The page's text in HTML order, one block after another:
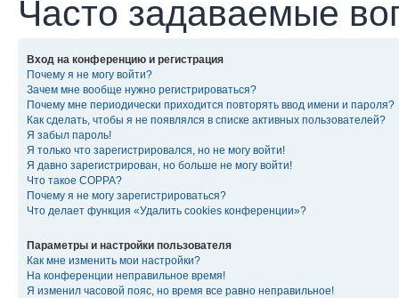
Часто задаваемые
Вход на конференцию и регистрация
Почему я не могу войти?
Зачем мне вообще нужно регистрироваться?
Почему мне периодически приходится повторять ввод имени и пароля?
Как сделать, чтобы я не появлялся в списке активных пользователей?
Я забыл пароль!
Я только что зарегистрировался, но не могу войти!
Я давно зарегистрирован, но больше не могу войти!
Что такое COPPA?
Почему я не могу зарегистрироваться?
Что делает функция «Удалить cookies конференции»?
Параметры и настройки пользователя
Как мне изменить мои настройки?
На конференции неправильное время!
Я изменил часовой пояс, но время все равно неправильное!